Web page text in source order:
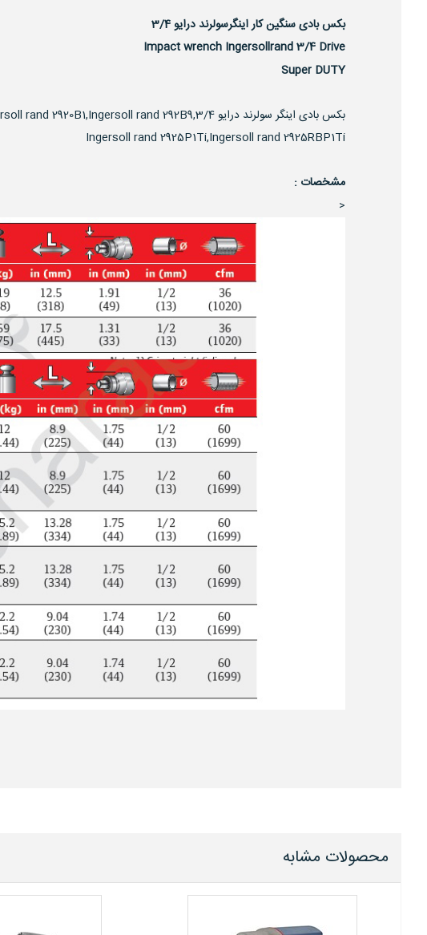
بکس بادی سنگین کار اینگرسولرند درایو 3/4
Impact wrench Ingersollrand 3/4 Drive
Super DUTY
بکس بادی اینگر سولرند درایو 3/4,Ingersoll rand 2920B1,Ingersoll rand 292B9
Ingersoll rand 2925P1Ti,Ingersoll rand 2925RBP1Ti
مشخصات :
<
محصولات مشابه